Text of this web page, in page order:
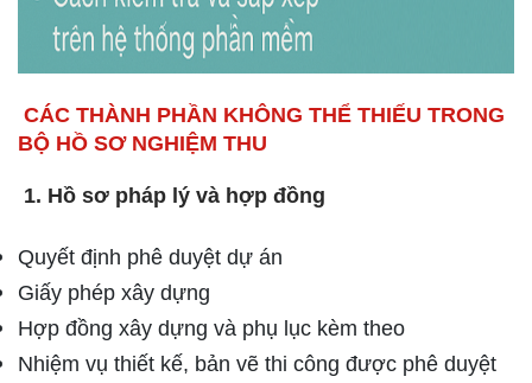
CÁC THÀNH PHẦN KHÔNG THỂ THIẾU TRONG
BỘ HỒ SƠ NGHIỆM THU
1. Hồ sơ pháp lý và hợp đồng
Quyết định phê duyệt dự án
Giấy phép xây dựng
Hợp đồng xây dựng và phụ lục kèm theo
Nhiệm vụ thiết kế, bản vẽ thi công được phê duyệt